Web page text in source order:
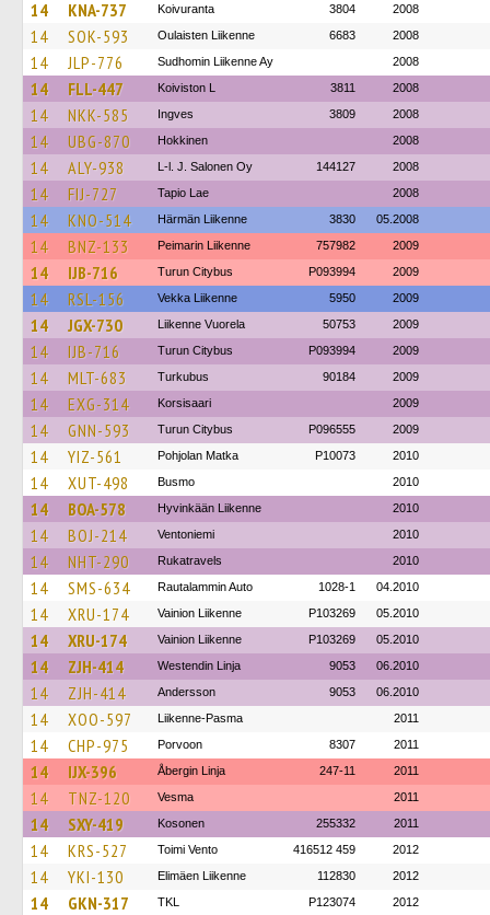
14 KNA-737 Koivuranta 3804 2008
14 SOK-593 Oulaisten Liikenne 6683 2008
14 JLP-776 Sudhomin Liikenne Ay 2008
14 FLL-447 Koiviston L 3811 2008
14 NKK-585 Ingves 3809 2008
14 UBG-870 Hokkinen 2008
14 ALY-938 L-l. J. Salonen Oy 144127 2008
14 FIJ-727 Tapio Lae 2008
14 KNO-514 Härmän Liikenne 3830 05.2008
14 BNZ-133 Peimarin Liikenne 757982 2009
14 IJB-716 Turun Citybus P093994 2009
14 RSL-156 Vekka Liikenne 5950 2009
14 JGX-730 Liikenne Vuorela 50753 2009
14 IJB-716 Turun Citybus P093994 2009
14 MLT-683 Turkubus 90184 2009
14 EXG-314 Korsisaari 2009
14 GNN-593 Turun Citybus P096555 2009
14 YIZ-561 Pohjolan Matka P10073 2010
14 XUT-498 Busmo 2010
14 BOA-578 Hyvinkään Liikenne 2010
14 BOJ-214 Ventoniemi 2010
14 NHT-290 Rukatravels 2010
14 SMS-634 Rautalammin Auto 1028-1 04.2010
14 XRU-174 Vainion Liikenne P103269 05.2010
14 XRU-174 Vainion Liikenne P103269 05.2010
14 ZJH-414 Westendin Linja 9053 06.2010
14 ZJH-414 Andersson 9053 06.2010
14 XOO-597 Liikenne-Pasma 2011
14 CHP-975 Porvoon 8307 2011
14 IJX-396 Åbergin Linja 247-11 2011
14 TNZ-120 Vesma 2011
14 SXY-419 Kosonen 255332 2011
14 KRS-527 Toimi Vento 416512 459 2012
14 YKI-130 Elimäen Liikenne 112830 2012
14 GKN-317 TKL P123074 2012